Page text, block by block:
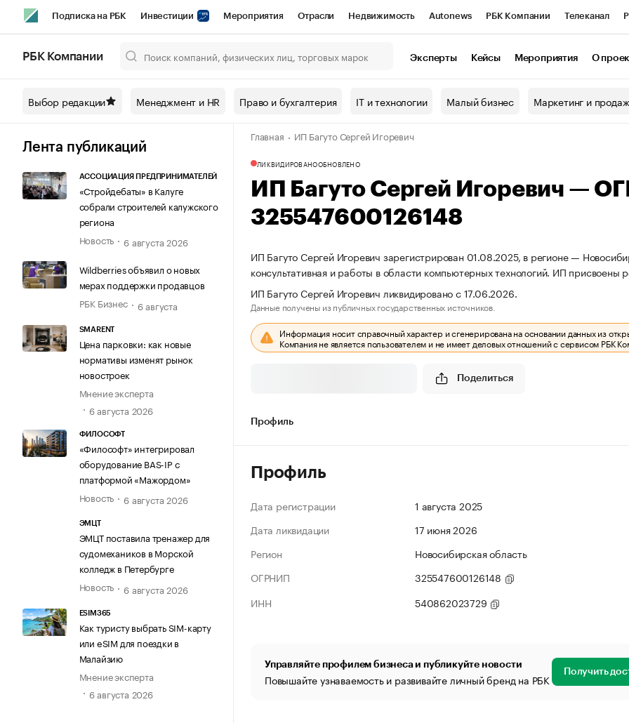
Подписка на РБК Инвестиции Мероприятия Отрасли Недвижимость Autonews РБК Компании Телеканал
Спецпроекты СПб Конференции СПб Спецпроекты Проверка контрагентов
Технологии и медиа Рынок наличной валюты
РБК Компании Эксперты Кейсы Мероприятия О
Выбор редакции Менеджмент и HR Право и бухгалтерия IT и технологии Малый бизнес Маркетинг и
Лента публикаций
АССОЦИАЦИЯ ПРЕДПРИНИМАТЕЛЕЙ
«Стройдебаты» в Калуге
собрали строителей калужского
региона
Новость
6 августа 2026
Wildberries объявил о новых
мерах поддержки продавцов
РБК Бизнес
6 августа
SMARENT
Цена парковки: как новые
нормативы изменят рынок
новостроек
Мнение эксперта
6 августа 2026
ФИЛОСОФТ
«Философт» интегрировал
оборудование BAS-IP с
платформой «Мажордом»
Новость
6 августа 2026
ЭМЦТ
ЭМЦТ поставила тренажер для
судомехаников в Морской
колледж в Петербурге
Новость
6 августа 2026
ESIM365
Как туристу выбрать SIM-карту
или eSIM для поездки в
Малайзию
Мнение эксперта
6 августа 2026
Главная ИП Багуто Сергей Игоревич
ЛИКВИДИРОВАНООБНОВЛЕНО
ИП Багуто Сергей Игоревич —
325547600126148
ИП Багуто Сергей Игоревич зарегистрирован 01.08.2025, в регионе —
консультативная и работы в области компьютерных технологий. ИП
ИП Багуто Сергей Игоревич ликвидировано с 17.06.2026.
Данные получены из публичных государственных источников.
Информация носит справочный характер и сгенерирована на основании данных из
Компания не является пользователем и не имеет деловых отношений с сервисом РБК
Поделиться
Профиль
Профиль
Дата регистрации
1 августа 2025
Дата ликвидации
17 июня 2026
Регион
Новосибирская область
ОГРНИП
325547600126148
ИНН
540862023729
Управляйте профилем бизнеса и публикуйте новости
Повышайте узнаваемость и развивайте личный бренд на РБК Получить